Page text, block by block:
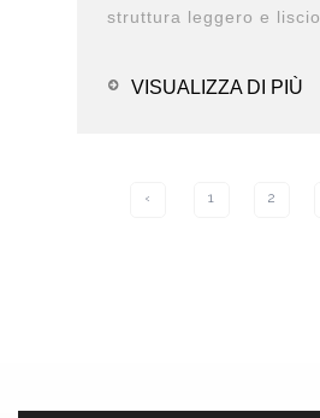
struttura leggero e liscio -Una
VISUALIZZA DI PIÙ
‹ 1 2